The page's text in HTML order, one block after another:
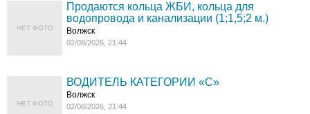
НЕТ ФОТО
Продаются кольца ЖБИ, кольца для
водопровода и канализации (1;1,5;2 м.)
Волжск
02/08/2026, 21:44
НЕТ ФОТО
ВОДИТЕЛЬ КАТЕГОРИИ «C»
Волжск
02/08/2026, 21:44